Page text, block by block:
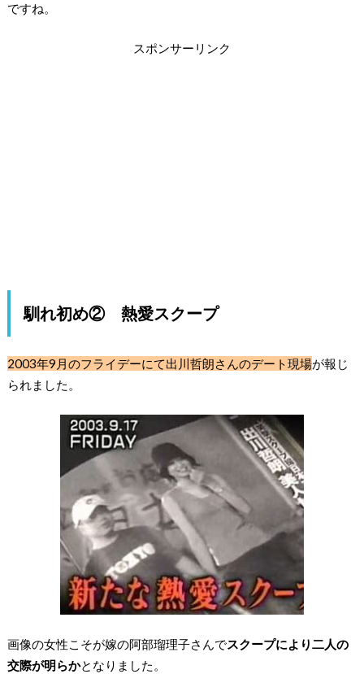
ですね。
スポンサーリンク
馴れ初め② 熱愛スクープ
2003年9月のフライデーにて出川哲朗さんのデート現場が報じ
られました。
画像の女性こそが嫁の阿部瑠理子さんでスクープにより二人の
交際が明らかとなりました。